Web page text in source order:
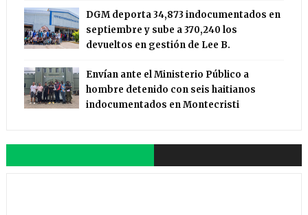
DGM deporta 34,873 indocumentados en
septiembre y sube a 370,240 los
devueltos en gestión de Lee B.
Envían ante el Ministerio Público a
hombre detenido con seis haitianos
indocumentados en Montecristi